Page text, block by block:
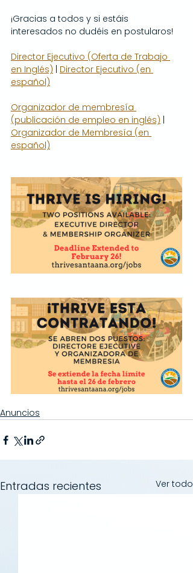
¡Gracias a todos y si estáis
interesados no dudéis en postularos!
Director Ejecutivo (Oferta de Trabajo
en Inglés)
Director Ejecutivo (en
español)
Organizador de membresía
(publicación de empleo en inglés)
Organizador de Membresía (en
español)
Anuncios
Entradas recientes Ver todo